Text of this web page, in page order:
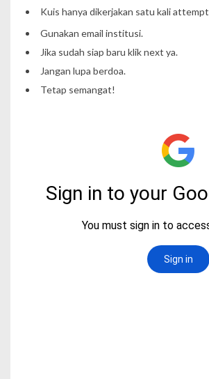
Kuis hanya dikerjakan satu kaliattempt
Gunakan email institusi.
Jika sudah siap baru klik next ya.
Jangan lupa berdoa.
Tetap semangat!